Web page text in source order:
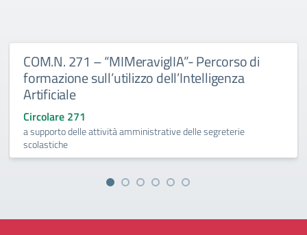
COM.N. 271 – “MIMeraviglIA”- Percorso di
formazione sull’utilizzo dell’Intelligenza
Artificiale
Circolare 271
a supporto delle attività amministrative delle segreterie
scolastiche